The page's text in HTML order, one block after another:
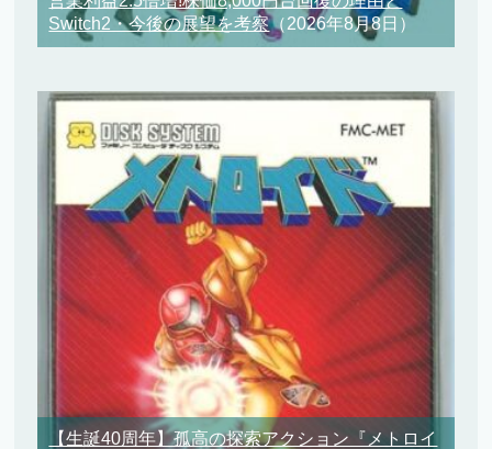
Switch2・今後の展望を考察（2026年8月8日）
【生誕40周年】孤高の探索アクション『メトロイ